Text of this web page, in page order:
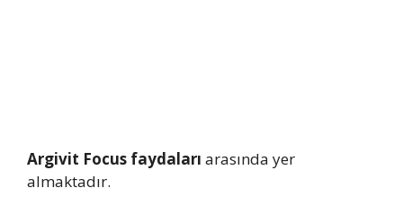
Argivit Focus faydaları arasında yer
almaktadır.